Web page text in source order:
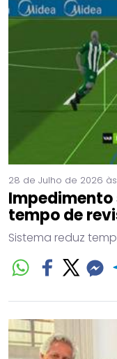
28 de Julho de 2026
tempo de
Sistema reduz